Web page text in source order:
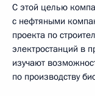
С этой целью
с нефтяными
проекта по
электростанций в
изучают
по производству